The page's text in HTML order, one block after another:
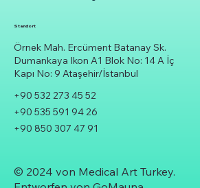
Standort
Örnek Mah. Ercüment Batanay Sk.
Dumankaya Ikon A1 Blok No: 14 A İç
Kapı No: 9 Ataşehir/İstanbul
+90 532 273 45 52
+90 535 591 94 26
+90 850 307 47 91
© 2024 von Medical Art Turkey.